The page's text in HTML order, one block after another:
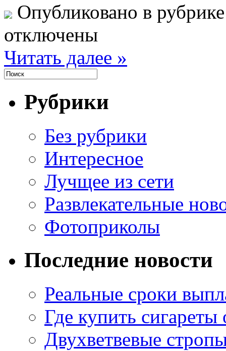
Опубликовано в
отключены
Читать далее »
Рубрики
Без рубрики
Интересное
Лучщее из сети
Развлекательные
Фотоприколы
Последние новости
Реальные сроки
Где купить
Двухветвевые